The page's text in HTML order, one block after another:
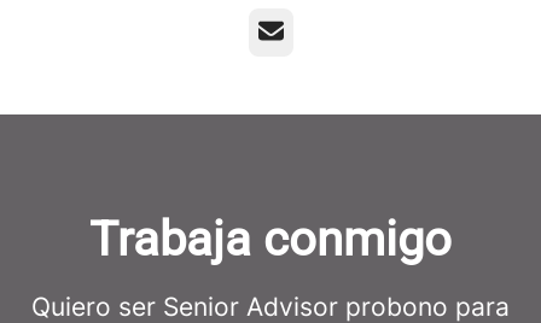
Correo electrónico
Trabaja conmigo
Quiero ser Senior Advisor probono para